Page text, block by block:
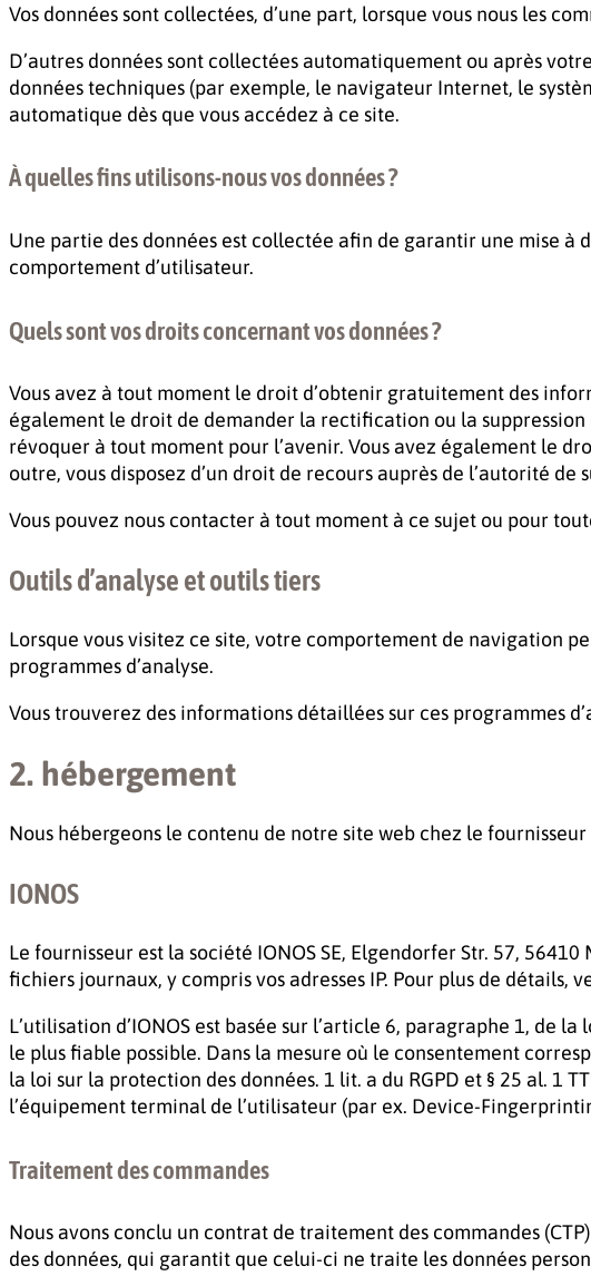
Vos données sont collectées, d’une part, lorsque vous nous les
D’autres données sont collectées automatiquement ou après
données techniques (par exemple, le navigateur Internet, le
automatique dès que vous accédez à ce site.
À quelles fins utilisons-nous vos données ?
Une partie des données est collectée afin de garantir une mise à
comportement d’utilisateur.
Quels sont vos droits concernant vos données ?
Vous avez à tout moment le droit d’obtenir gratuitement des
également le droit de demander la rectification ou la suppression
révoquer à tout moment pour l’avenir. Vous avez également le
outre, vous disposez d’un droit de recours auprès de l’autorité
Vous pouvez nous contacter à tout moment à ce sujet ou pour
Outils d’analyse et outils tiers
Lorsque vous visitez ce site, votre comportement de navigation
programmes d’analyse.
Vous trouverez des informations détaillées sur ces programmes
2. hébergement
Nous hébergeons le contenu de notre site web chez le fournisseur
IONOS
Le fournisseur est la société IONOS SE, Elgendorfer Str. 57,
fichiers journaux, y compris vos adresses IP. Pour plus de
L’utilisation d’IONOS est basée sur l’article 6, paragraphe 1, de
le plus fiable possible. Dans la mesure où le consentement
la loi sur la protection des données. 1 lit. a du RGPD et § 25 al. 1
l’équipement terminal de l’utilisateur (par ex. Device-
Traitement des commandes
Nous avons conclu un contrat de traitement des commandes
des données, qui garantit que celui-ci ne traite les données